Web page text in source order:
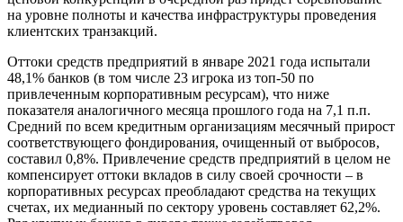
на уровне полноты и качества инфраструктуры проведения
клиентских транзакций.
Оттоки средств предприятий в январе 2021 года испытали
48,1% банков (в том числе 23 игрока из топ-50 по
привлеченным корпоративным ресурсам), что ниже
показателя аналогичного месяца прошлого года на 7,1 п.п.
Средний по всем кредитным организациям месячный прирост
соответствующего фондирования, очищенный от выбросов,
составил 0,8%. Привлечение средств предприятий в целом не
компенсирует оттоки вкладов в силу своей срочности – в
корпоративных ресурсах преобладают средства на текущих
счетах, их медианный по сектору уровень составляет 62,2%.